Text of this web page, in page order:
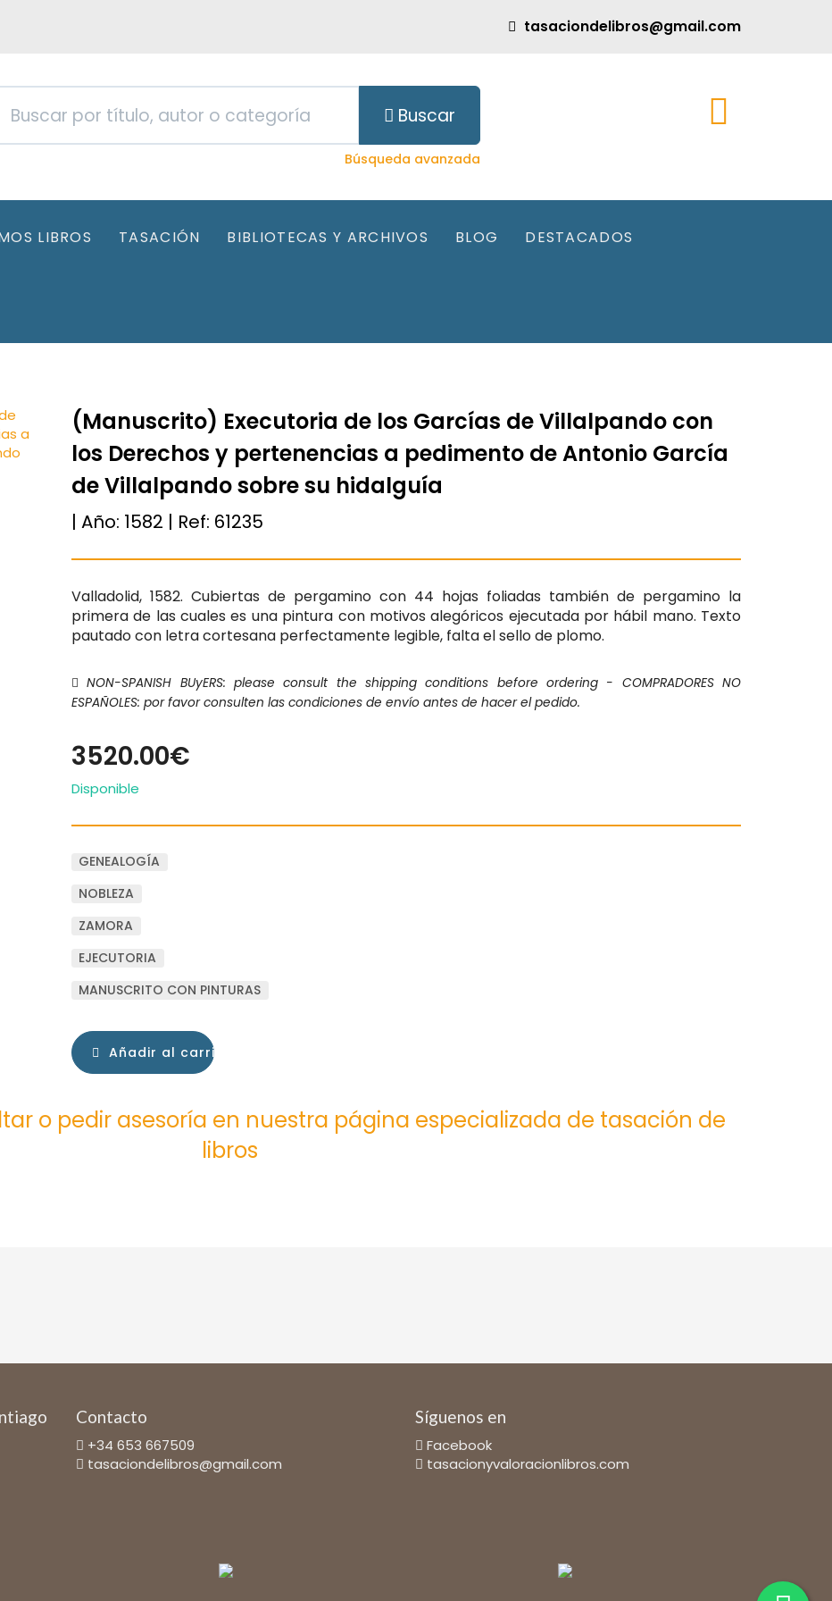
tasaciondelibros@gmail.com
Buscar
Búsqueda avanzada
LIBROS TASACIÓN BIBLIOTECAS Y ARCHIVOS BLOG DESTACADOS
(Manuscrito) Executoria de los Garcías de Villalpando con
los Derechos y pertenencias a pedimento de Antonio García
de Villalpando sobre su hidalguía
| Año: 1582 | Ref: 61235
Valladolid, 1582. Cubiertas de pergamino con 44 hojas foliadas también de pergamino la
primera de las cuales es una pintura con motivos alegóricos ejecutada por hábil mano. Texto
pautado con letra cortesana perfectamente legible, falta el sello de plomo.
NON-SPANISH BUyERS: please consult the shipping conditions before ordering - COMPRADORES NO
ESPAÑOLES: por favor consulten las condiciones de envío antes de hacer el pedido.
3520.00€
Disponible
GENEALOGÍA
NOBLEZA
ZAMORA
EJECUTORIA
MANUSCRITO CON PINTURAS
Añadir al carrito
o pedir asesoría en nuestra página especializada de tasación de
libros
Contacto
+34 653 667509
tasaciondelibros@gmail.com
Síguenos en
Facebook
tasacionyvaloracionlibros.com